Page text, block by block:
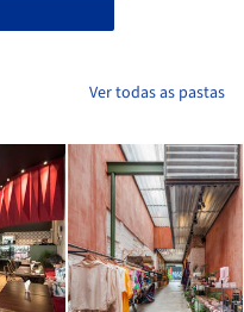
Ver todas as pastas